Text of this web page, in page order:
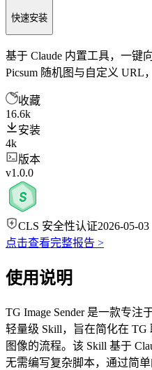
快速安装
基于 Claude 内置工具，一键
Picsum 随机图与自定义 URL
收藏
16.6k
安装
4k
版本
v1.0.0
CLS 安全性认证2026-05-03
点击查看完整报告 >
使用说明
TG Image Sender 是一款专注
轻量级 Skill，旨在简化在
图像的流程。该 Skill 基于
无需编写复杂脚本，通过简